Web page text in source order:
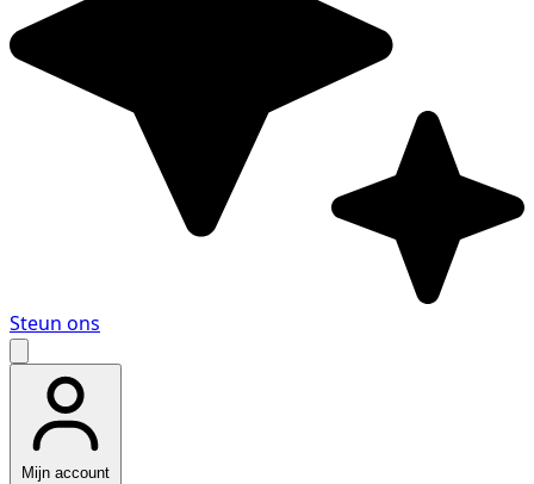
Steun ons
Mijn account